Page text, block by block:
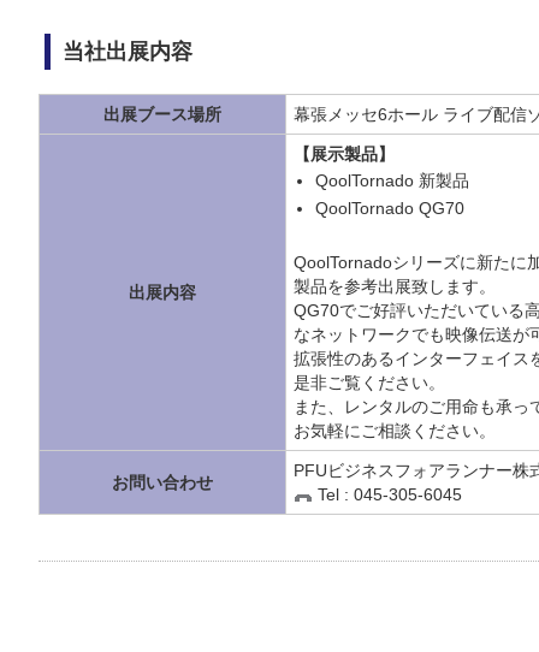
当社出展内容
出展ブース場所 幕張メッセ6ホール ライブ配信
出展内容
【展示製品】
QoolTornado 新製品
QoolTornado QG70
QoolTornadoシリーズに新たに
製品を参考出展致します。
QG70でご好評いただいている
なネットワークでも映像伝送が
拡張性のあるインターフェイス
是非ご覧ください。
また、レンタルのご用命も承っ
お気軽にご相談ください。
お問い合わせ
PFUビジネスフォアランナー株
Tel : 045-305-6045